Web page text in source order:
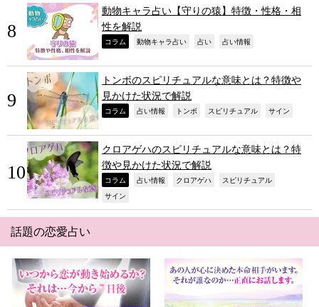
動物キャラ占い【守りの猿】特徴・性格・相
性を解説
コラム 動物キャラ占い 占い 占い情報
トンボのスピリチュアルな意味とは？特徴や
見かけた状況で解説
コラム 占い情報 トンボ スピリチュアル サイン
クロアゲハのスピリチュアルな意味とは？特
徴や見かけた状況で解説
コラム 占い情報 クロアゲハ スピリチュアル
サイン
話題の恋愛占い